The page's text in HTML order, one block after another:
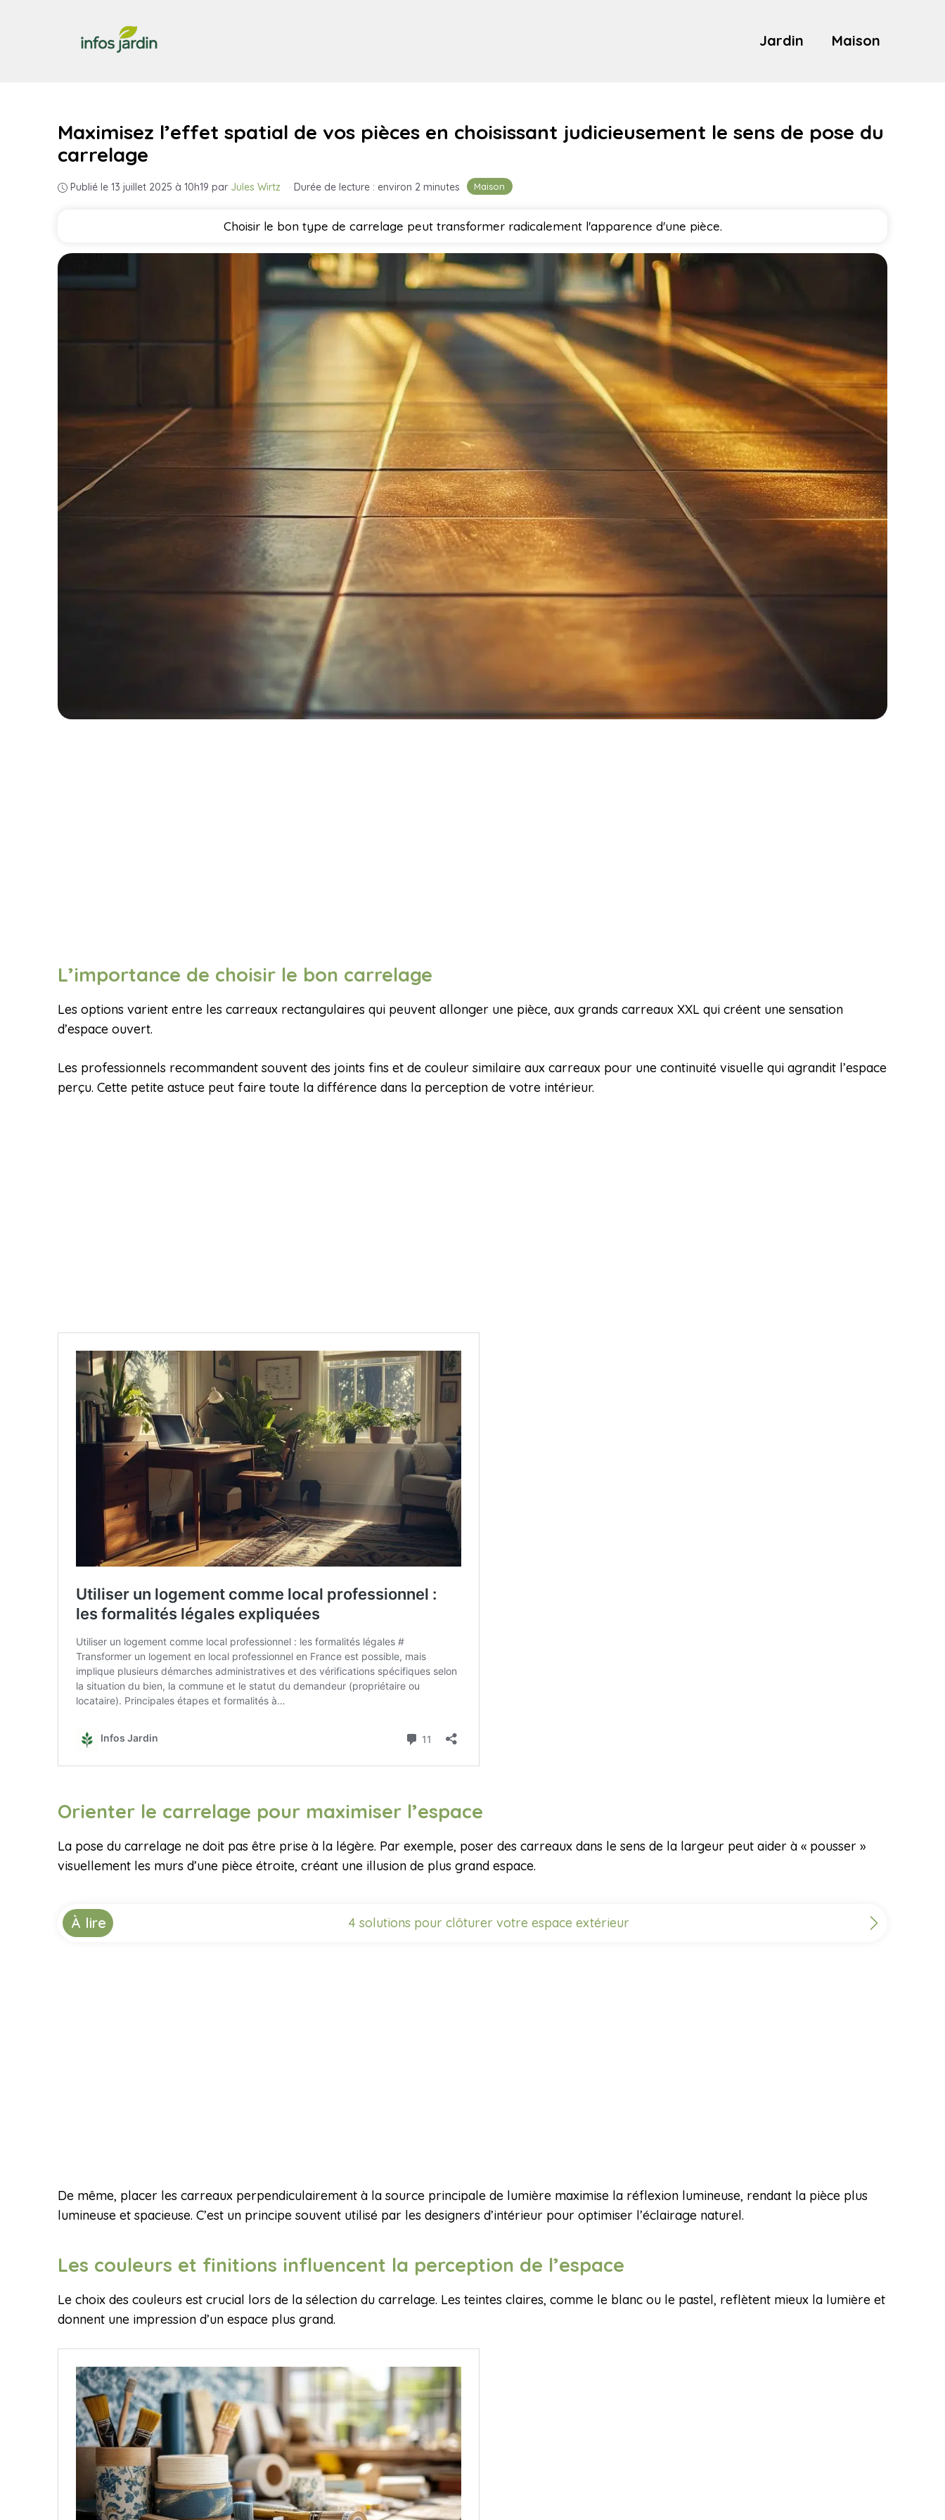
Jardin Maison
Maison
Maximisez l’effet spatial de vos pièces en choisissant judicieusement le sens de pose du
carrelage
Publié le 13 juillet 2025 à 10h19 par Jules Wirtz · Durée de lecture : environ 2 minutes
Choisir le bon type de carrelage peut transformer radicalement l'apparence d'une pièce.
L’importance de choisir le bon carrelage
Les options varient entre les carreaux rectangulaires qui peuvent allonger une pièce, aux grands carreaux XXL qui créent une sensation
d’espace ouvert.
Les professionnels recommandent souvent des joints fins et de couleur similaire aux carreaux pour une continuité visuelle qui agrandit l’espace
perçu. Cette petite astuce peut faire toute la différence dans la perception de votre intérieur.
Orienter le carrelage pour maximiser l’espace
La pose du carrelage ne doit pas être prise à la légère. Par exemple, poser des carreaux dans le sens de la largeur peut aider à « pousser »
visuellement les murs d’une pièce étroite, créant une illusion de plus grand espace.
À lire 4 solutions pour clôturer votre espace extérieur
De même, placer les carreaux perpendiculairement à la source principale de lumière maximise la réflexion lumineuse, rendant la pièce plus
lumineuse et spacieuse. C’est un principe souvent utilisé par les designers d’intérieur pour optimiser l’éclairage naturel.
Les couleurs et finitions influencent la perception de l’espace
Le choix des couleurs est crucial lors de la sélection du carrelage. Les teintes claires, comme le blanc ou le pastel, reflètent mieux la lumière et
donnent une impression d’un espace plus grand.